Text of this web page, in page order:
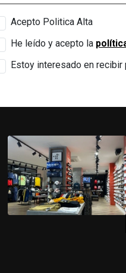
Acepto Politica Alta
He leído y acepto la
Estoy interesado en recibir